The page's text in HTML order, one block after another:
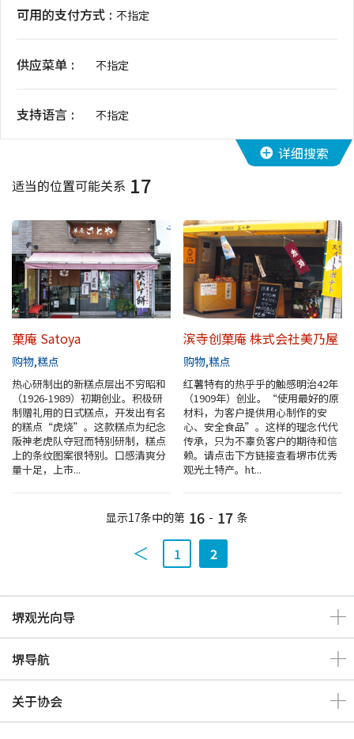
住宿
花期信息
运动设施
特辑
观光手册
堺导航
堺欢迎您！
景点搜索
地图查询
堺招待票
实用信息介绍
至堺市的交通指南
堺观光出租自行车
MOZUFURU出租自行车
可用的支付方式 不指定
供应菜单 不指定
支持语言 不指定
详细搜索
适当的位置可能关系 17
菓庵 Satoya
购物 糕点
热心研制出的新糕点层出不穷昭和
（1926-1989）初期创业。积极研
制赠礼用的日式糕点，开发出有名
的糕点“虎烧”。这款糕点为纪念
阪神老虎队夺冠而特别研制，糕点
上的条纹图案很特别。口感清爽分
量十足，上市...
滨寺创菓庵 株式会社美乃屋
购物 糕点
红薯特有的热乎乎的触感明治42年
（1909年）创业。“使用最好的原
材料，为客户提供用心制作的安
心、安全食品”。这样的理念代代
传承，只为不辜负客户的期待和信
赖。请点击下方链接查看堺市优秀
观光土特产。ht...
显示17条中的第 16 - 17 条
1 2
堺观光向导
堺导航
关于协会